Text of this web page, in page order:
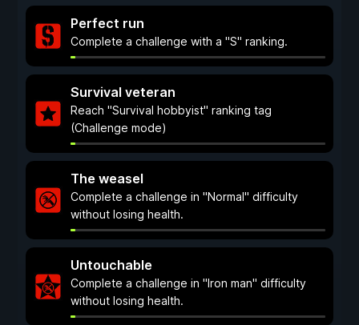
Perfect run
Complete a challenge with a "S" ranking.
Survival veteran
Reach "Survival hobbyist" ranking tag
(Challenge mode)
The weasel
Complete a challenge in "Normal" difficulty
without losing health.
Untouchable
Complete a challenge in "Iron man" difficulty
without losing health.